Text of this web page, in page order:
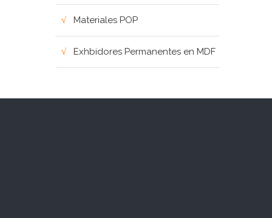
Materiales POP
Exhbidores Permanentes en MDF